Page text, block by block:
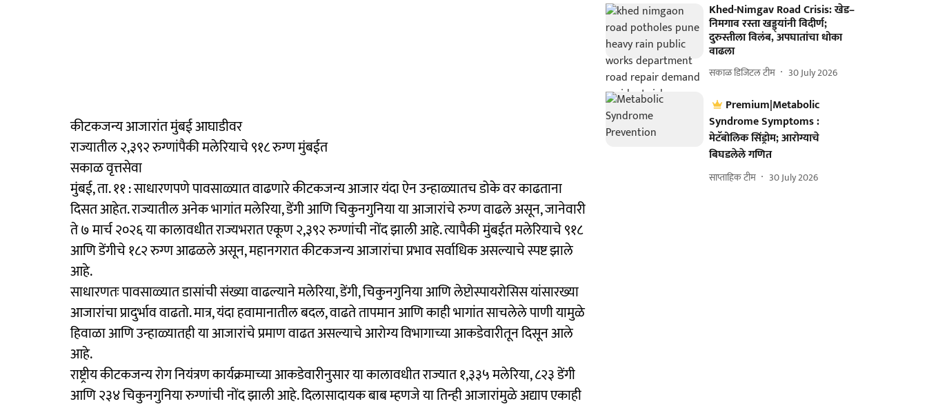
कीटकजन्य आजारांत मुंबई आघाडीवर
राज्यातील २,३९२ रुग्णांपैकी मलेरियाचे ९१८ रुग्ण मुंबईत
सकाळ वृत्तसेवा
मुंबई, ता. ११ : साधारणपणे पावसाळ्यात वाढणारे कीटकजन्य आजार यंदा ऐन उन्हाळ्यातच डोके वर काढताना
दिसत आहेत. राज्यातील अनेक भागांत मलेरिया, डेंगी आणि चिकुनगुनिया या आजारांचे रुग्ण वाढले असून, जानेवारी
ते ७ मार्च २०२६ या कालावधीत राज्यभरात एकूण २,३९२ रुग्णांची नोंद झाली आहे. त्यापैकी मुंबईत मलेरियाचे ९१८
आणि डेंगीचे १८२ रुग्ण आढळले असून, महानगरात कीटकजन्य आजारांचा प्रभाव सर्वाधिक असल्याचे स्पष्ट झाले
आहे.
साधारणतः पावसाळ्यात डासांची संख्या वाढल्याने मलेरिया, डेंगी, चिकुनगुनिया आणि लेप्टोस्पायरोसिस यांसारख्या
आजारांचा प्रादुर्भाव वाढतो. मात्र, यंदा हवामानातील बदल, वाढते तापमान आणि काही भागांत साचलेले पाणी यामुळे
हिवाळा आणि उन्हाळ्यातही या आजारांचे प्रमाण वाढत असल्याचे आरोग्य विभागाच्या आकडेवारीतून दिसून आले
आहे.
राष्ट्रीय कीटकजन्य रोग नियंत्रण कार्यक्रमाच्या आकडेवारीनुसार या कालावधीत राज्यात १,३३५ मलेरिया, ८२३ डेंगी
आणि २३४ चिकुनगुनिया रुग्णांची नोंद झाली आहे. दिलासादायक बाब म्हणजे या तिन्ही आजारांमुळे अद्याप एकाही
Khed-Nimgav Road Crisis: खेड–
निमगाव रस्ता खड्ड्यांनी विदीर्ण;
दुरुस्तीला विलंब, अपघातांचा धोका
वाढला
सकाळ डिजिटल टीम 30 July 2026
Premium|Metabolic
Syndrome Symptoms :
मेटॅबोलिक सिंड्रोम; आरोग्याचे
बिघडलेले गणित
साप्ताहिक टीम 30 July 2026